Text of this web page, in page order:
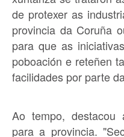
de protexer as
provincia da Coruña
para que as
poboación e reteñen
facilidades por parte
Ao tempo, destacou
para a provincia.